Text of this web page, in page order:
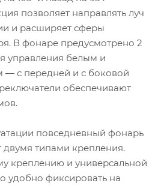
позволяет направлять луч
и расширяет сферы
В фонаре предусмотрено 2
управления белым и
с передней и с боковой
обеспечивают
повседневный фонарь
двумя типами крепления.
креплению и универсальной
удобно фиксировать на